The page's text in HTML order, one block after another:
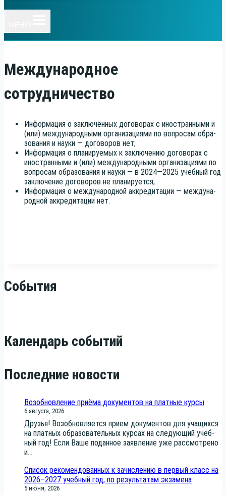
Международное
сотрудничество
Инфор­ма­ция о заклю­чён­ных дого­во­рах с ино­стран­ны­ми и
(или) меж­ду­на­род­ны­ми орга­ни­за­ци­я­ми по вопро­сам обра­
зо­ва­ния и нау­ки — дого­во­ров нет;
Инфор­ма­ция о пла­ни­ру­е­мых к заклю­че­нию дого­во­рах с
ино­стран­ны­ми и (или) меж­ду­на­род­ны­ми орга­ни­за­ци­я­ми по
вопро­сам обра­зо­ва­ния и нау­ки — в 2024—2025 учеб­ный год
заклю­че­ние дого­во­ров не планируется;
Инфор­ма­ция о меж­ду­на­род­ной аккре­ди­та­ции — меж­ду­на­
род­ной аккре­ди­та­ции нет.
События
Календарь событий
Последние новости
Возобновление приёма документов на платные курсы
6 августа, 2026
Дру­зья! Воз­об­нов­ля­ет­ся при­ем доку­мен­тов для уча­щих­ся
на плат­ных обра­зо­ва­тель­ных кур­сах на сле­ду­ю­щий учеб­
ный год! Если Ваше подан­ное заяв­ле­ние уже рас­смот­ре­но
и...
Список рекомендованных к зачислению в первый класс на
2026–2027 учебный год, по результатам экзамена
5 июня, 2026